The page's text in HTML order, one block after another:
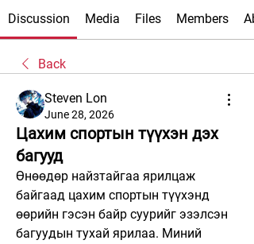
Discussion Media Files Members
Back
Steven Lon
June 28, 2026
Цахим спортын түүхэн дэх
багууд
Өнөөдөр найзтайгаа ярилцаж
байгаад цахим спортын түүхэнд
өөрийн гэсэн байр суурийг эзэлсэн
багуудын тухай ярилаа. Миний